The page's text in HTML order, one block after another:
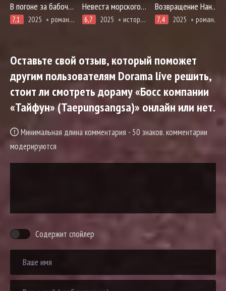
В погоне за бабочкой
7,1 2025 романтика
Невеста морского бога
6,7 2025 история, романтика
Возвращение Наньинь
7,4 2025 романтика
Оставьте свой отзыв, который поможет
другим пользователям Dorama live решить,
стоит ли смотреть дораму «Босс компании
«Тайфун» (Taepungsangsa)» онлайн или нет.
Минимальная длина комментария - 50 знаков. комментарии
модерируются
Содержит спойлер